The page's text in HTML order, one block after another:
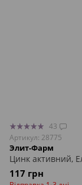
43
Артикул: 28775
Элит-Фарм
Цинк активний,
117 грн